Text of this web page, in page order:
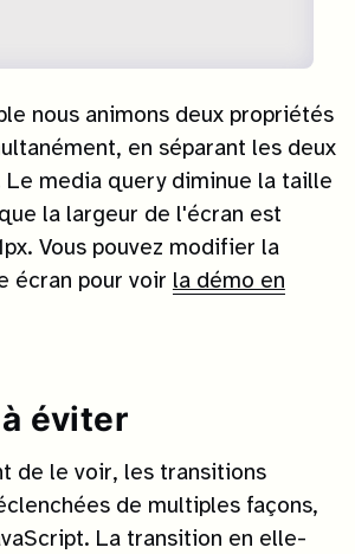
nous animons deux propriétés
en séparant les deux
Le media query diminue la taille
la largeur de l'écran est
Vous pouvez modifier la
écran pour voir la démo en
éviter
de le voir, les transitions
de multiples façons,
La transition en elle-